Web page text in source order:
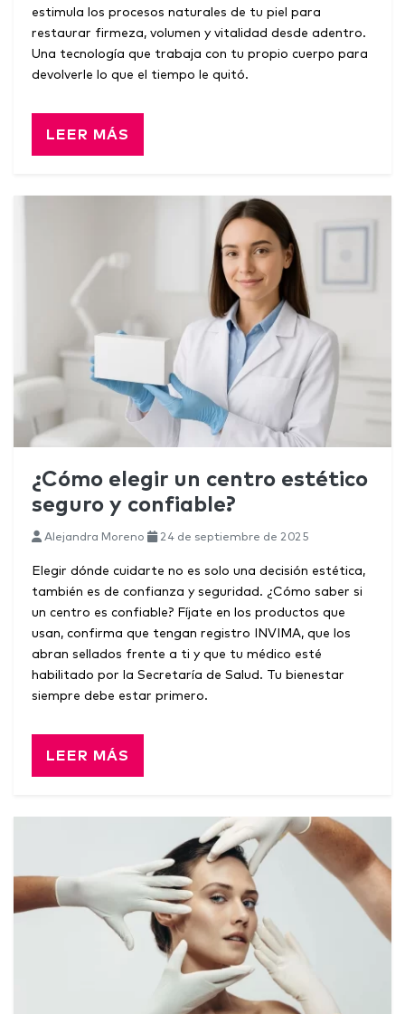
estimula los procesos naturales de tu piel para
restaurar firmeza, volumen y vitalidad desde adentro.
Una tecnología que trabaja con tu propio cuerpo para
devolverle lo que el tiempo le quitó.
LEER MÁS
¿Cómo elegir un centro estético
seguro y confiable?
Alejandra Moreno 24 de septiembre de 2025
Elegir dónde cuidarte no es solo una decisión estética,
también es de confianza y seguridad. ¿Cómo saber si
un centro es confiable? Fíjate en los productos que
usan, confirma que tengan registro INVIMA, que los
abran sellados frente a ti y que tu médico esté
habilitado por la Secretaría de Salud. Tu bienestar
siempre debe estar primero.
LEER MÁS